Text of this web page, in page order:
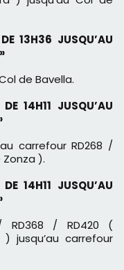
13H36 JUSQU’AU
de Bavella.
14H11 JUSQU’AU
carrefour RD268 /
).
14H11 JUSQU’AU
RD368 / RD420 (
) jusqu’au carrefour